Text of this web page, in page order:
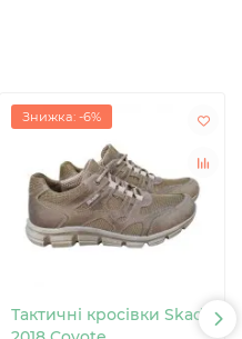
Знижка: -6%
Тактичні кросівки Skadi